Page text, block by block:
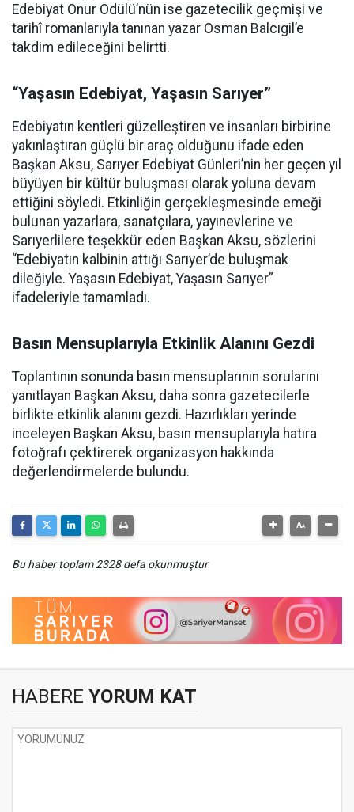
Edebiyat Onur Ödülü’nün ise gazetecilik geçmişi ve
tarihî romanlarıyla tanınan yazar Osman Balcıgil’e
takdim edileceğini belirtti.
“Yaşasın Edebiyat, Yaşasın Sarıyer”
Edebiyatın kentleri güzelleştiren ve insanları birbirine
yakınlaştıran güçlü bir araç olduğunu ifade eden
Başkan Aksu, Sarıyer Edebiyat Günleri’nin her geçen yıl
büyüyen bir kültür buluşması olarak yoluna devam
ettiğini söyledi. Etkinliğin gerçekleşmesinde emeği
bulunan yazarlara, sanatçılara, yayınevlerine ve
Sarıyerlilere teşekkür eden Başkan Aksu, sözlerini
“Edebiyatın kalbinin attığı Sarıyer’de buluşmak
dileğiyle. Yaşasın Edebiyat, Yaşasın Sarıyer”
ifadeleriyle tamamladı.
Basın Mensuplarıyla Etkinlik Alanını Gezdi
Toplantının sonunda basın mensuplarının sorularını
yanıtlayan Başkan Aksu, daha sonra gazetecilerle
birlikte etkinlik alanını gezdi. Hazırlıkları yerinde
inceleyen Başkan Aksu, basın mensuplarıyla hatıra
fotoğrafı çektirerek organizasyon hakkında
değerlendirmelerde bulundu.
Bu haber toplam 2328 defa okunmuştur
HABERE YORUM KAT